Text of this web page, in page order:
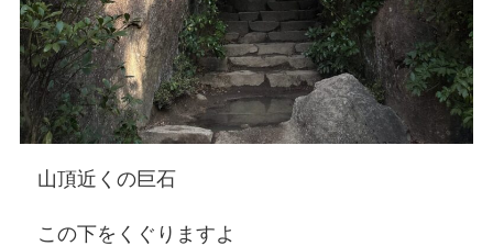
山頂近くの巨石
この下をくぐりますよ